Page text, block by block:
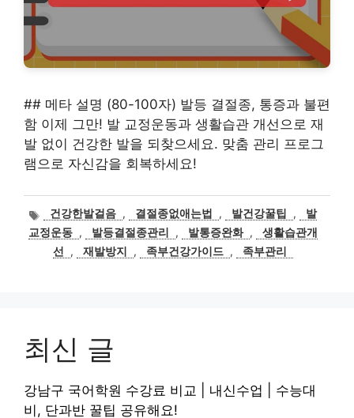
## 메타 설명 (80-100자) 발등 결절종, 통증과 불편
함 이제 그만! 발 교정운동과 생활습관 개선으로 재
발 없이 건강한 발을 되찾으세요. 맞춤 관리 프로그
램으로 자신감을 회복하세요!
태
그
건강한발걸음 , 결절종없애는법 , 발건강꿀팁 ,
발
교정운동 , 발등결절종관리 , 발통증완화 ,
생활습관개
선
, 재발방지 , 족부건강가이드 , 족부관리
최신 글
강남구 국어학원 수강료 비교 | 내신수업 | 수능대
비, 단과반 꿀팁 공유해요!